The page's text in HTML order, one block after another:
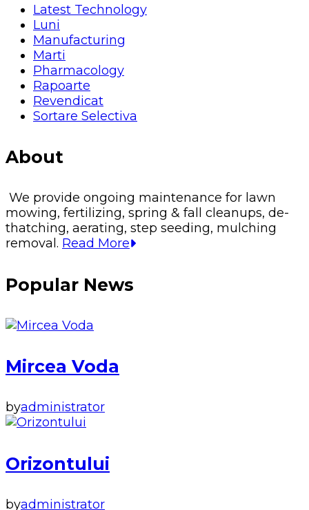
Latest Technology
Luni
Manufacturing
Marti
Pharmacology
Rapoarte
Revendicat
Sortare Selectiva
About
We provide ongoing maintenance for lawn
mowing, fertilizing, spring & fall cleanups, de-
thatching, aerating, step seeding, mulching
removal. Read More
Popular News
Mircea Voda
byadministrator
Orizontului
byadministrator